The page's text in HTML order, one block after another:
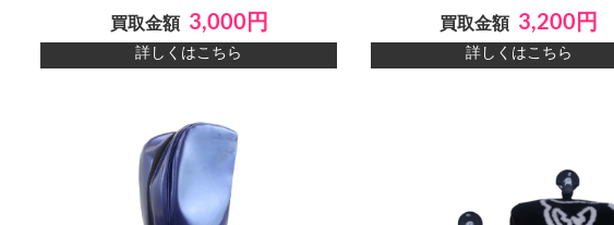
買取金額 3,000円
詳しくはこちら
買取金額 3,200円
詳しくはこちら